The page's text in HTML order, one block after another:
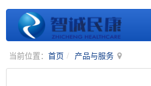
当前位置： 首页 产品与服务